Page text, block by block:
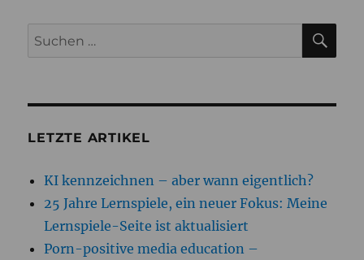
Suchen
nach:
LETZTE ARTIKEL
KI kennzeichnen – aber wann eigentlich?
25 Jahre Lernspiele, ein neuer Fokus: Meine
Lernspiele-Seite ist aktualisiert
Porn-positive media education –